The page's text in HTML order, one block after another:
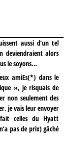
aussi d’un tel
deviendraient alors
le soyons…
amiEs(*) dans le
», je risquais de
non seulement des
je vais leur envoyer
celles du Hyatt
pas de prix) gâché